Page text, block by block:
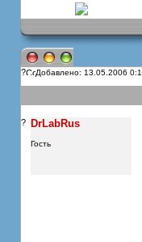
? Добавлено: 13.05.2006
? DrLabRus
Гость